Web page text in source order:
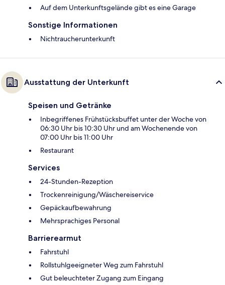
Auf dem Unterkunftsgelände gibt es eine Garage
Sonstige Informationen
Nichtraucherunterkunft
Ausstattung der Unterkunft
Speisen und Getränke
Inbegriffenes Frühstücksbuffet unter der Woche von
06:30 Uhr bis 10:30 Uhr und am Wochenende von
07:00 Uhr bis 11:00 Uhr
Restaurant
Services
24-Stunden-Rezeption
Trockenreinigung/Wäschereiservice
Gepäckaufbewahrung
Mehrsprachiges Personal
Barrierearmut
Fahrstuhl
Rollstuhlgeeigneter Weg zum Fahrstuhl
Gut beleuchteter Zugang zum Eingang